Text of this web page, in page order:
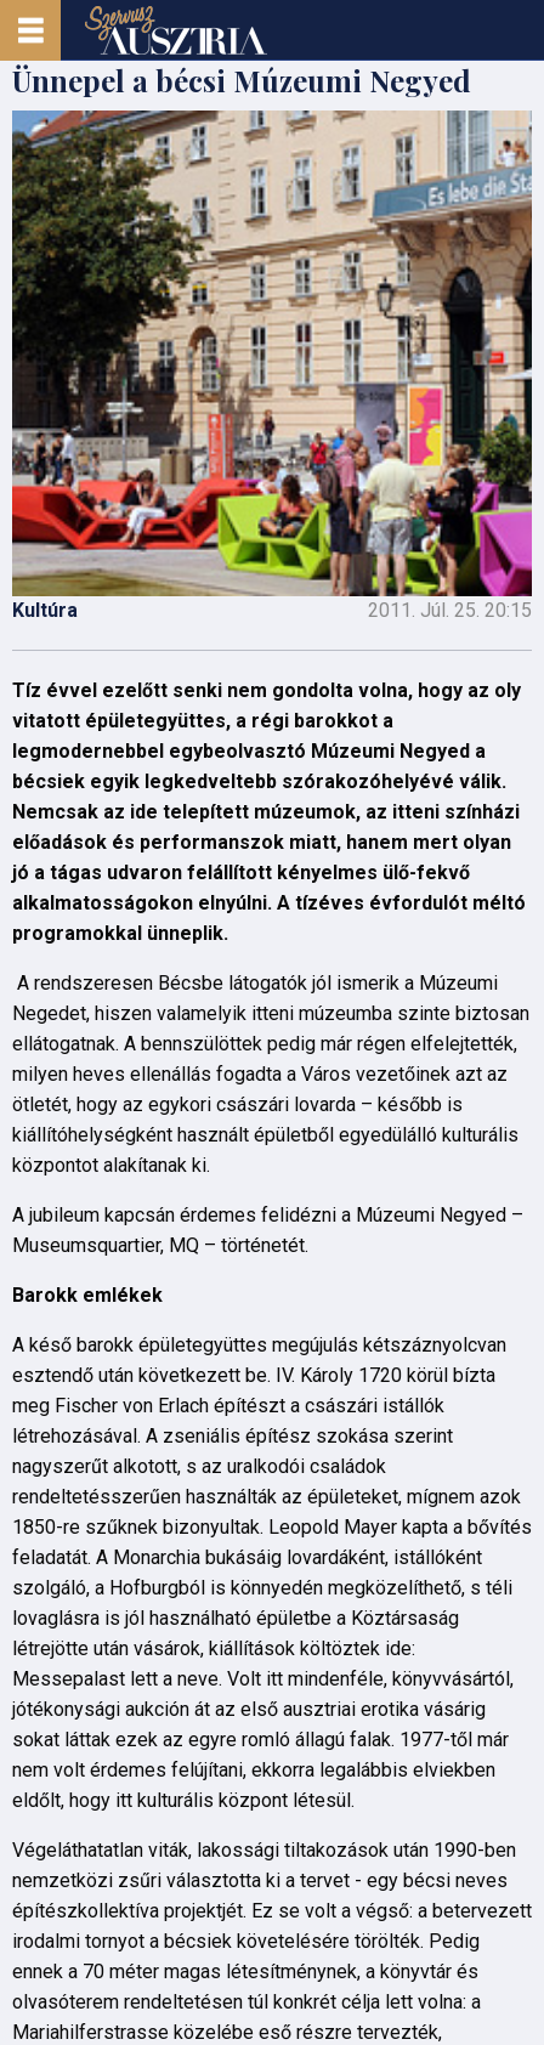
Ünnepel a bécsi Múzeumi Negyed
Kultúra 2011. Júl. 25. 20:15
Tíz évvel ezelőtt senki nem gondolta volna, hogy az oly
vitatott épületegyüttes, a régi barokkot a
legmodernebbel egybeolvasztó Múzeumi Negyed a
bécsiek egyik legkedveltebb szórakozóhelyévé válik.
Nemcsak az ide telepített múzeumok, az itteni színházi
előadások és performanszok miatt, hanem mert olyan
jó a tágas udvaron felállított kényelmes ülő-fekvő
alkalmatosságokon elnyúlni. A tízéves évfordulót méltó
programokkal ünneplik.
A rendszeresen Bécsbe látogatók jól ismerik a Múzeumi
Negedet, hiszen valamelyik itteni múzeumba szinte biztosan
ellátogatnak. A bennszülöttek pedig már régen elfelejtették,
milyen heves ellenállás fogadta a Város vezetőinek azt az
ötletét, hogy az egykori császári lovarda – később is
kiállítóhelységként használt épületből egyedülálló kulturális
központot alakítanak ki.
A jubileum kapcsán érdemes felidézni a Múzeumi Negyed –
Museumsquartier, MQ – történetét.
Barokk emlékek
A késő barokk épületegyüttes megújulás kétszáznyolcvan
esztendő után következett be. IV. Károly 1720 körül bízta
meg Fischer von Erlach építészt a császári istállók
létrehozásával. A zseniális építész szokása szerint
nagyszerűt alkotott, s az uralkodói családok
rendeltetésszerűen használták az épületeket, mígnem azok
1850-re szűknek bizonyultak. Leopold Mayer kapta a bővítés
feladatát. A Monarchia bukásáig lovardáként, istállóként
szolgáló, a Hofburgból is könnyedén megközelíthető, s téli
lovaglásra is jól használható épületbe a Köztársaság
létrejötte után vásárok, kiállítások költöztek ide:
Messepalast lett a neve. Volt itt mindenféle, könyvvásártól,
jótékonysági aukción át az első ausztriai erotika vásárig
sokat láttak ezek az egyre romló állagú falak. 1977-től már
nem volt érdemes felújítani, ekkorra legalábbis elviekben
eldőlt, hogy itt kulturális központ létesül.
Végeláthatatlan viták, lakossági tiltakozások után 1990-ben
nemzetközi zsűri választotta ki a tervet - egy bécsi neves
építészkollektíva projektjét. Ez se volt a végső: a betervezett
irodalmi tornyot a bécsiek követelésére törölték. Pedig
ennek a 70 méter magas létesítménynek, a könyvtár és
olvasóterem rendeltetésen túl konkrét célja lett volna: a
Mariahilferstrasse közelébe eső részre tervezték,